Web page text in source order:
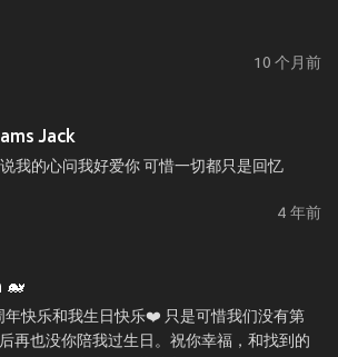
10 个月前
Jack
我的心问我好爱你 可惜一切都只是回忆
4 年前
🐋
年快乐和我生日快乐❤️ 只是可惜我们没有第
再也没你陪我过生日。祝你幸福，和找到的